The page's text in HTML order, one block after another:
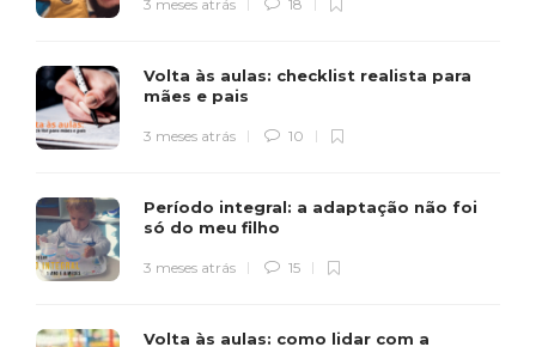
3 meses atrás 18
Volta às aulas: checklist realista para
mães e pais
3 meses atrás 10
Período integral: a adaptação não foi
só do meu filho
3 meses atrás 15
Volta às aulas: como lidar com a